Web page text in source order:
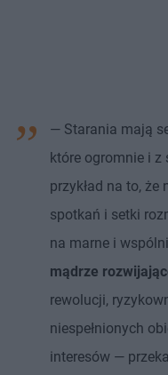
— Starania mają
które ogromnie i z
przykład na to, że
spotkań i setki
na marne i
mądrze
rewolucji,
niespełnionych
interesów —